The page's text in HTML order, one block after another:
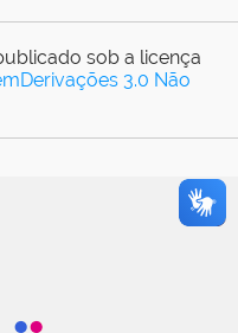
sob a licença
3.0 Não